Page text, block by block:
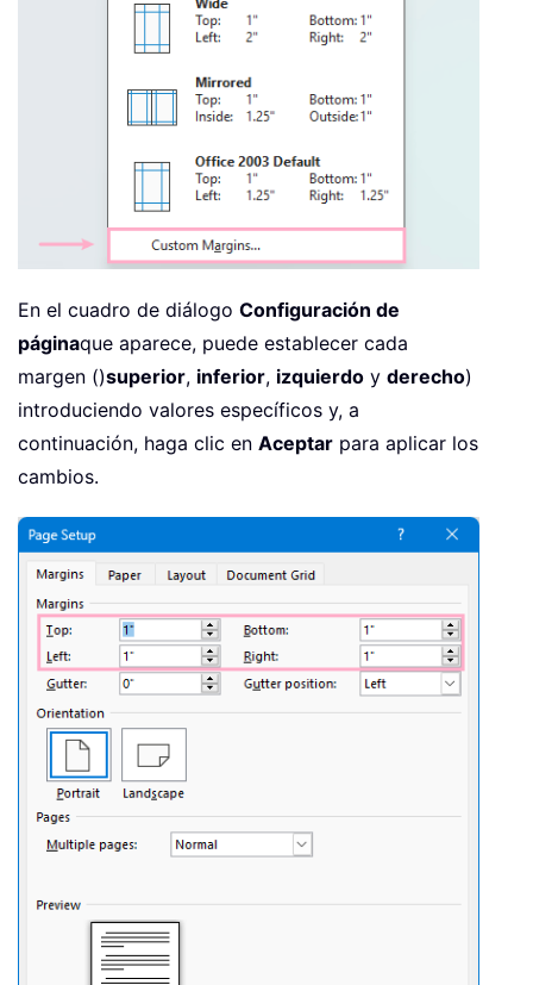
En el cuadro de diálogo Configuración de
páginaque aparece, puede establecer cada
margen ()superior, inferior, izquierdo y derecho)
introduciendo valores específicos y, a
continuación, haga clic en Aceptar para aplicar los
cambios.